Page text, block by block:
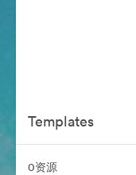
Templates
0资源